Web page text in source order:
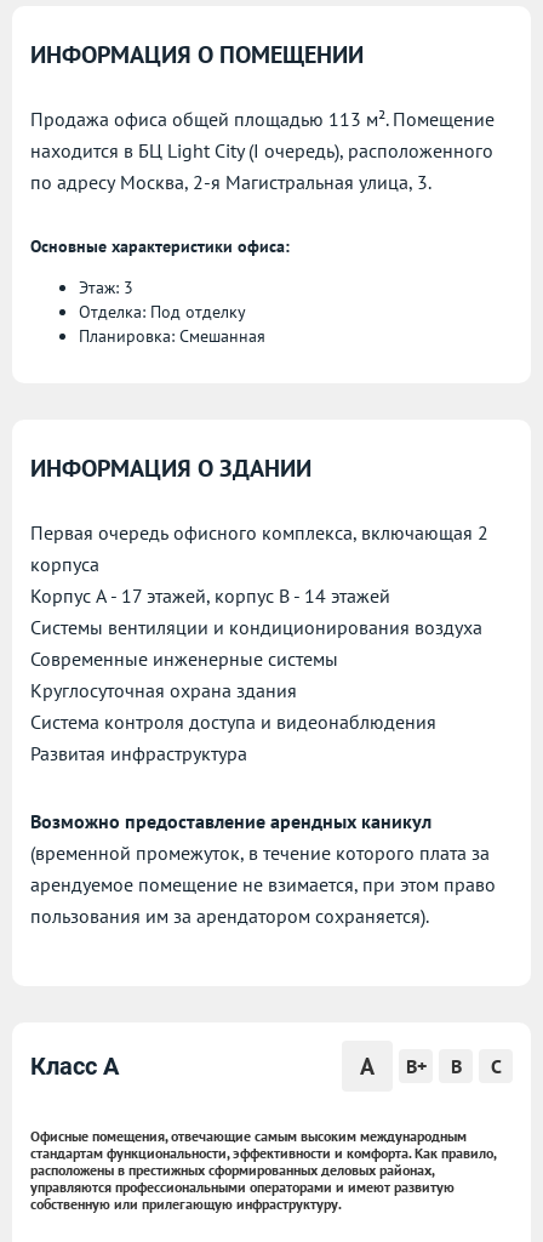
ИНФОРМАЦИЯ О ПОМЕЩЕНИИ
Продажа офиса общей площадью 113 м². Помещение
находится в БЦ Light City (I очередь), расположенного
по адресу Москва, 2-я Магистральная улица, 3.
Основные характеристики офиса:
Этаж: 3
Отделка: Под отделку
Планировка: Смешанная
ИНФОРМАЦИЯ О ЗДАНИИ
Первая очередь офисного комплекса, включающая 2
корпуса
Корпус А - 17 этажей, корпус B - 14 этажей
Системы вентиляции и кондиционирования воздуха
Современные инженерные системы
Круглосуточная охрана здания
Cистема контроля доступа и видеонаблюдения
Развитая инфраструктура
Возможно предоставление арендных каникул
(временной промежуток, в течение которого плата за
арендуемое помещение не взимается, при этом право
пользования им за арендатором сохраняется).
Класс A A B+ B C
Офисные помещения, отвечающие самым высоким международным
стандартам функциональности, эффективности и комфорта. Как правило,
расположены в престижных сформированных деловых районах,
управляются профессиональными операторами и имеют развитую
собственную или прилегающую инфраструктуру.